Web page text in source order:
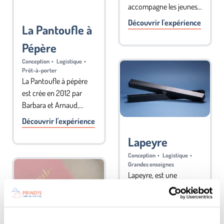
accompagne les jeunes
parents et propose des
collections de linge de lit
et accessoires pour
commerce, Amandine,
responsable de la
marque, souhaitait
boîtes et pochettes de
qualité
Découvrir l'expérience
La Pantoufle à
Pépère
Conception • Logistique •
Prêt-à-porter
La Pantoufle à pépère
est crée en 2012 par
Barbara et Arnaud,
lassés des charentaises
traditionnelles.
Aujourd’hui, La
100 boutiques en
France, Belgique, et
Pays-Bas dans des
Découvrir l'expérience
Lapeyre
Conception • Logistique •
Grandes enseignes
Lapeyre, est une
entreprise française
spécialisée dans la